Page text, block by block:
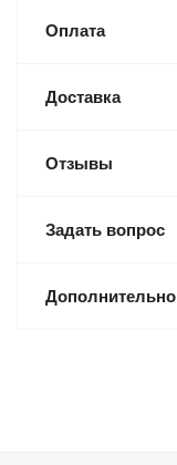
Оплата
Доставка
Отзывы
Задать вопрос
Дополнительно